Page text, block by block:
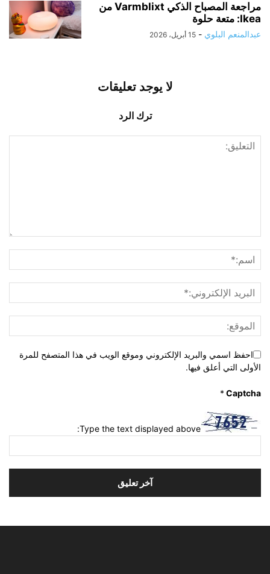
مراجعة المصباح الذكي Varmblixt من
Ikea: متعة حلوة
عبدالمنعم البلوي - 15 أبريل، 2026
لا يوجد تعليقات
ترك الرد
احفظ اسمي والبريد الإلكتروني وموقع الويب في هذا المتصفح للمرة
الأولى التي أعلق فيها.
Captcha
*
Type the text displayed above: